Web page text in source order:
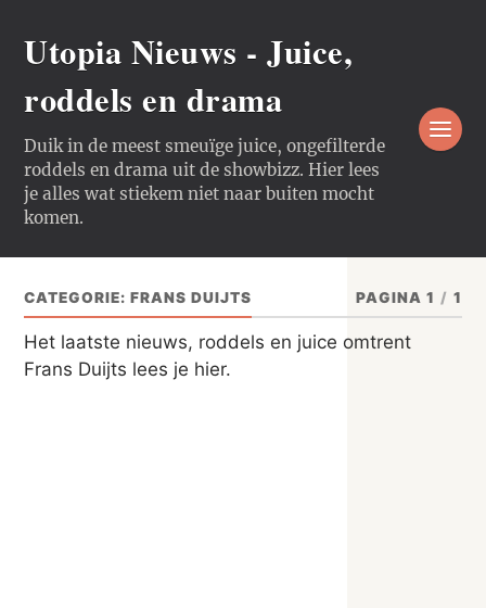
Utopia Nieuws - Juice,
roddels en drama
Duik in de meest smeuïge juice, ongefilterde
roddels en drama uit de showbizz. Hier lees
je alles wat stiekem niet naar buiten mocht
komen.
CATEGORIE:FRANS DUIJTS PAGINA 1 / 1
Het laatste nieuws, roddels en juice omtrent
Frans Duijts lees je hier.